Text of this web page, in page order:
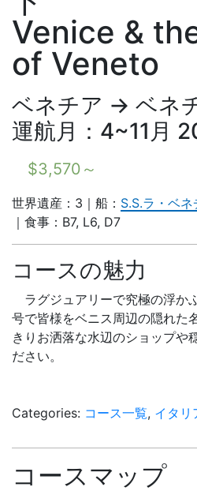
Venice &
of Veneto
ベネチア → ベネ
運航月：4~11月
$3,570 ～
世界遺産：3｜船： S.S.ラ・ベネ
｜食事：B7, L6, D7
コースの魅力
ラグジュアリーで究極の浮か
号で皆様をベニス周辺の隠れた
きりお洒落な水辺のショップや
ださい。
Categories: コース一覧, イタリ
コースマップ